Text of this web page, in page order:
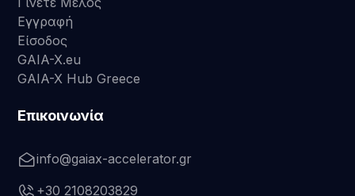
Εγγραφή
Είσοδος
GAIA-X.eu
GAIA-X Hub Greece
Επικοινωνία
info@gaiax-accelerator.gr
+30 2108203829